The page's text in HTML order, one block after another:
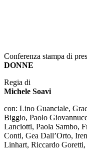
Conferenza stampa di
DONNE
Regia di
Michele Soavi
con: Lino Guanciale,
Biggio, Paolo
Lanciotti, Paola Sambo,
Conti, Gea Dall’Orto,
Linhart, Riccardo